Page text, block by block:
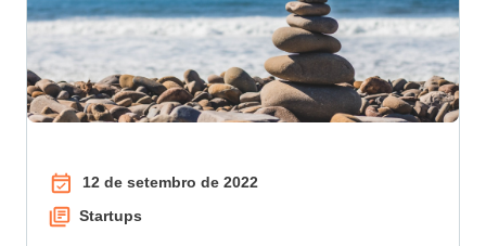
12 de setembro de 2022
Startups